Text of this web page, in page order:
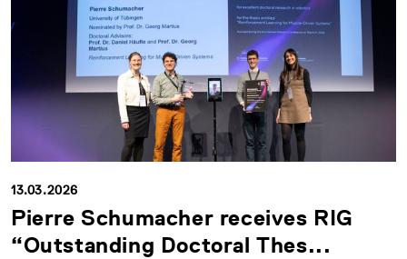
13.03.2026
Pierre Schumacher receives RIG
“Outstanding Doctoral Thes...